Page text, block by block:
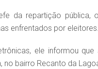
da repartição
enfrentados por eleitores.
ele informou
no bairro Recanto da